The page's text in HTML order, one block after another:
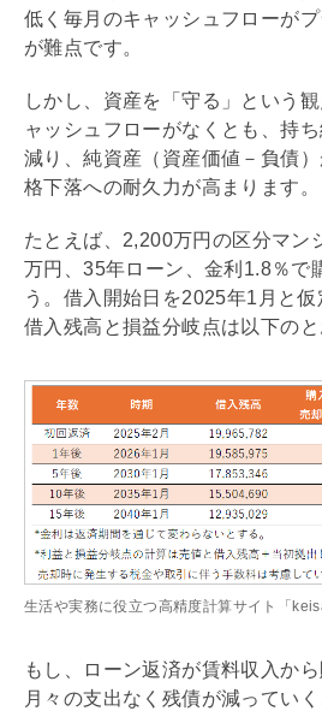
低く毎月のキャッシュフローが
が難点です。
しかし、資産を「守る」という
ャッシュフローがなくとも、持
減り、純資産（資産価値－負債
格下落への耐久力が高まります。
たとえば、2,200万円の区分マン
万円、35年ローン、金利1.8％で
う。借入開始日を2025年1月と
借入残高と損益分岐点は以下のと
生活や実務に役立つ高精度計算サイト「
もし、ローン返済が賃料収入から
月々の支出なく 残債が減ってい